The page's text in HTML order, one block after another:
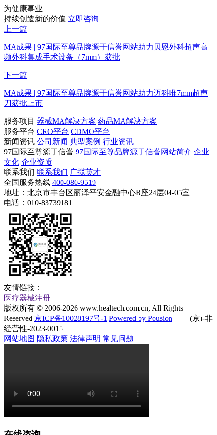
为健康事业
持续创造新的价值 立即咨询
上一篇
MA成果 | 97国际至尊品牌源于信誉网站助力贝恩外科超声高
频外科集成手术设备（7mm）获批
下一篇
MA成果 | 97国际至尊品牌源于信誉网站助力迈科唯7mm超声
刀获批上市
服务项目 器械MA解决方案 药品MA解决方案
服务平台 CRO平台 CDMO平台
新闻资讯 公司新闻 典型案例 行业资讯
97国际至尊源于信誉 97国际至尊品牌源于信誉网站简介 企业
文化 企业资质
联系我们 联系我们 广揽英才
全国服务热线 400-080-9519
地址：北京市丰台区丽泽平安金融中心B座24层04-05室
电话：010-83739181
友情链接：
医疗器械注册
版权所有 © 2006-2026 www.healtech.com.cn, All Rights
Reserved 京ICP备10028197号-1 Powered by Pousion
(京)-非
经营性-2023-0015
网站地图 隐私政策 法律声明 常见问题